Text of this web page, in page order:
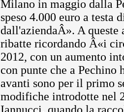
Milano in maggio dalla
speso 4.000 euro a
dall'aziendaÂ». A
ribatte ricordando Â«i
2012, con un aumento
con punte che a
avanti sono per il primo
modifiche introdotte nel